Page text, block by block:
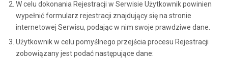
W celu dokonania Rejestracji w Serwisie Użytkownik powinien
wypełnić formularz rejestracji znajdujący się na stronie
internetowej Serwisu, podając w nim swoje prawdziwe dane.
Użytkownik w celu pomyślnego przejścia procesu Rejestracji
zobowiązany jest podać następujące dane: